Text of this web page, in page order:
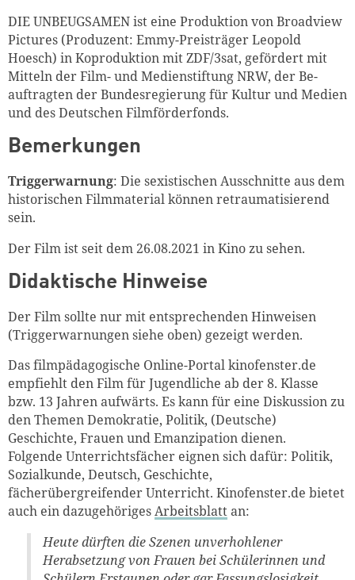
DIE UNBEUGSAMEN ist eine Produktion von Broadview
Pictures (Produzent: Emmy-Preisträger Leopold
Hoesch) in Koproduktion mit ZDF/3sat, gefördert mit
Mitteln der Film- und Medienstiftung NRW, der Be-
auftragten der Bundesregierung für Kultur und Medien
und des Deutschen Filmförderfonds.
Bemerkungen
Triggerwarnung: Die sexistischen Ausschnitte aus dem
historischen Filmmaterial können retraumatisierend
sein.
Der Film ist seit dem 26.08.2021 in Kino zu sehen.
Didaktische Hinweise
Der Film sollte nur mit entsprechenden Hinweisen
(Triggerwarnungen siehe oben) gezeigt werden.
Das filmpädagogische Online-Portal kinofenster.de
empfiehlt den Film für Jugendliche ab der 8. Klasse
bzw. 13 Jahren aufwärts. Es kann für eine Diskussion zu
den Themen Demokratie, Politik, (Deutsche)
Geschichte, Frauen und Emanzipation dienen.
Folgende Unterrichtsfächer eignen sich dafür: Politik,
Sozialkunde, Deutsch, Geschichte,
fächerübergreifender Unterricht. Kinofenster.de bietet
auch ein dazugehörigesArbeitsblattan:
Heute dürften dieSzenen unverhohlener
Herabsetzung von Frauen bei Schülerinnen und